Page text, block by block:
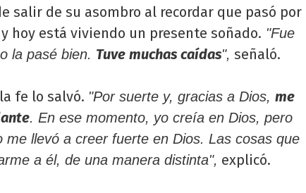
salir de su asombro al recordar que pasó por
hoy está viviendo un presente soñado. "Fue
la pasé bien. Tuve muchas caídas", señaló.
fe lo salvó. "Por suerte y, gracias a Dios, me
. En ese momento, yo creía en Dios, pero
llevó a creer fuerte en Dios. Las cosas que
a él, de una manera distinta", explicó.